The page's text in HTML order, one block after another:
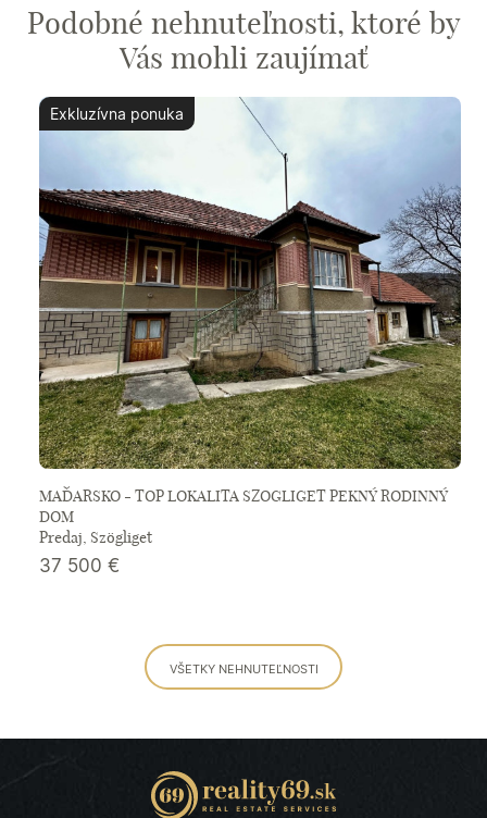
Podobné nehnuteľnosti, ktoré by
Vás mohli zaujímať
Exkluzívna ponuka
MAĎARSKO - TOP LOKALITA SZOGLIGET PEKNÝ RODINNÝ
DOM
Predaj, Szögliget
37 500 €
VŠETKY NEHNUTEĽNOSTI